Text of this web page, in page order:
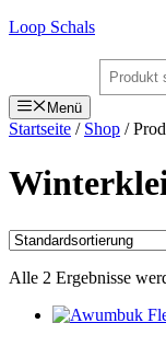
Zum
Loop Schals
Suchen
Menü
Startseite / Shop /
Alle 2 Ergebnisse